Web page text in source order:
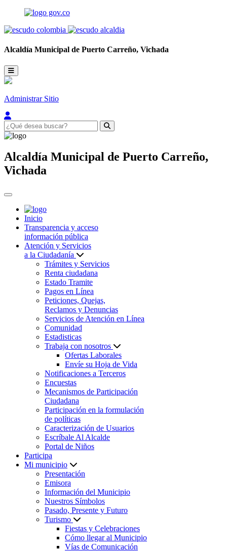
Alcaldía Municipal de Puerto Carreño, Vichada
Administrar Sitio
Alcaldía Municipal de Puerto Carreño,
Vichada
Inicio
Transparencia y acceso
información pública
Atención y Servicios
a la Ciudadanía
Trámites y Servicios
Renta ciudadana
Estado Tramite
Pagos en Línea
Peticiones, Quejas,
Reclamos y Denuncias
Servicios de Atención en Línea
Comunidad
Estadisticas
Trabaja con nosotros
Ofertas Laborales
Envíe su Hoja de Vida
Notificaciones a Terceros
Encuestas
Mecanismos de Participación
Ciudadana
Participación en la formulación
de políticas
Caracterización de Usuarios
Escríbale Al Alcalde
Portal de Niños
Participa
Mi municipio
Presentación
Emisora
Información del Municipio
Nuestros Símbolos
Pasado, Presente y Futuro
Turismo
Fiestas y Celebraciones
Cómo llegar al Municipio
Vías de Comunicación